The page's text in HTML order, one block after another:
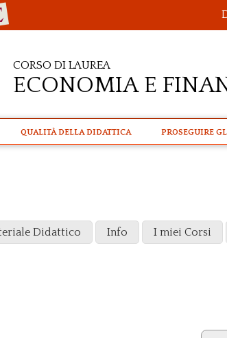
Corso di Laurea
Economia e
Qualità della didattica PROSEGUIRE
Didattico Info I miei Corsi